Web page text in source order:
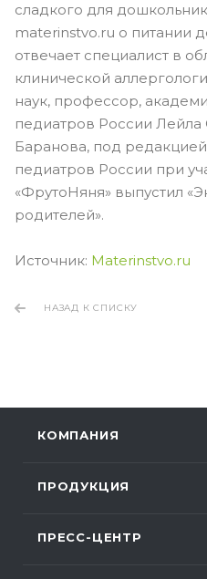
сладкого для
materinstvo.ru о питании
отвечает специалист в
клинической
наук, профессор,
педиатров России
Баранова, под
педиатров России при
«ФрутоНяня» выпустил
родителей».
Источник: Materinstvo.ru
НАЗАД К СПИСКУ
КОМПАНИЯ
ПРОДУКЦИЯ
ПРЕСС-ЦЕНТР